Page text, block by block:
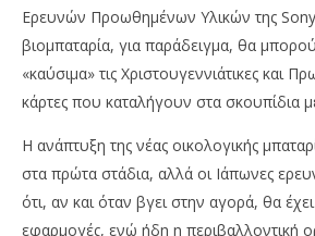
Ερευνών Προωθημένων Υλικών της Sony
βιομπαταρία, για παράδειγμα, θα
«καύσιμα» τις Χριστουγεννιάτικες και
κάρτες που καταλήγουν στα σκουπίδια
Η ανάπτυξη της νέας οικολογικής
στα πρώτα στάδια, αλλά οι Ιάπωνες
ότι, αν και όταν βγει στην αγορά, θα
εφαρμογές, ενώ ήδη η περιβαλλοντική